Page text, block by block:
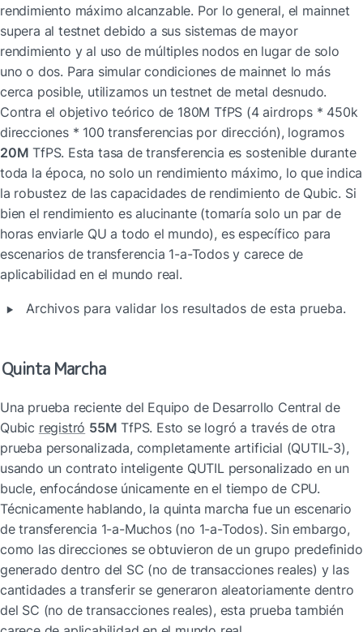
rendimiento máximo alcanzable. Por lo general, el mainnet
supera al testnet debido a sus sistemas de mayor
rendimiento y al uso de múltiples nodos en lugar de solo
uno o dos. Para simular condiciones de mainnet lo más
cerca posible, utilizamos un testnet de metal desnudo.
Contra el objetivo teórico de 180M TfPS (4 airdrops * 450k
direcciones * 100 transferencias por dirección), logramos
20M TfPS. Esta tasa de transferencia es sostenible durante
toda la época, no solo un rendimiento máximo, lo que indica
la robustez de las capacidades de rendimiento de Qubic. Si
bien el rendimiento es alucinante (tomaría solo un par de
horas enviarle QU a todo el mundo), es específico para
escenarios de transferencia 1-a-Todos y carece de
aplicabilidad en el mundo real.
‣ Archivos para validar los resultados de esta prueba.
Quinta Marcha
Una prueba reciente del Equipo de Desarrollo Central de
Qubic registró 55M TfPS. Esto se logró a través de otra
prueba personalizada, completamente artificial (QUTIL-3),
usando un contrato inteligente QUTIL personalizado en un
bucle, enfocándose únicamente en el tiempo de CPU.
Técnicamente hablando, la quinta marcha fue un escenario
de transferencia 1-a-Muchos (no 1-a-Todos). Sin embargo,
como las direcciones se obtuvieron de un grupo predefinido
generado dentro del SC (no de transacciones reales) y las
cantidades a transferir se generaron aleatoriamente dentro
del SC (no de transacciones reales), esta prueba también